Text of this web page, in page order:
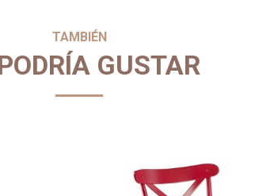
TAMBIÉN
GUSTAR